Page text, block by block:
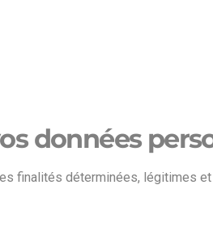
données
finalités déterminées, légitimes